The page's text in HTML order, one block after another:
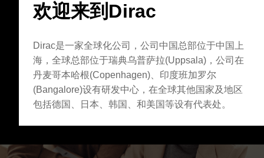
欢迎来到Dirac
Dirac是一家全球化公司，公司中国总部位于中国上
海，全球总部位于瑞典乌普萨拉(Uppsala)，公司在
丹麦哥本哈根(Copenhagen)、印度班加罗尔
(Bangalore)设有研发中心，在全球其他国家及地区
包括德国、日本、韩国、和美国等设有代表处。